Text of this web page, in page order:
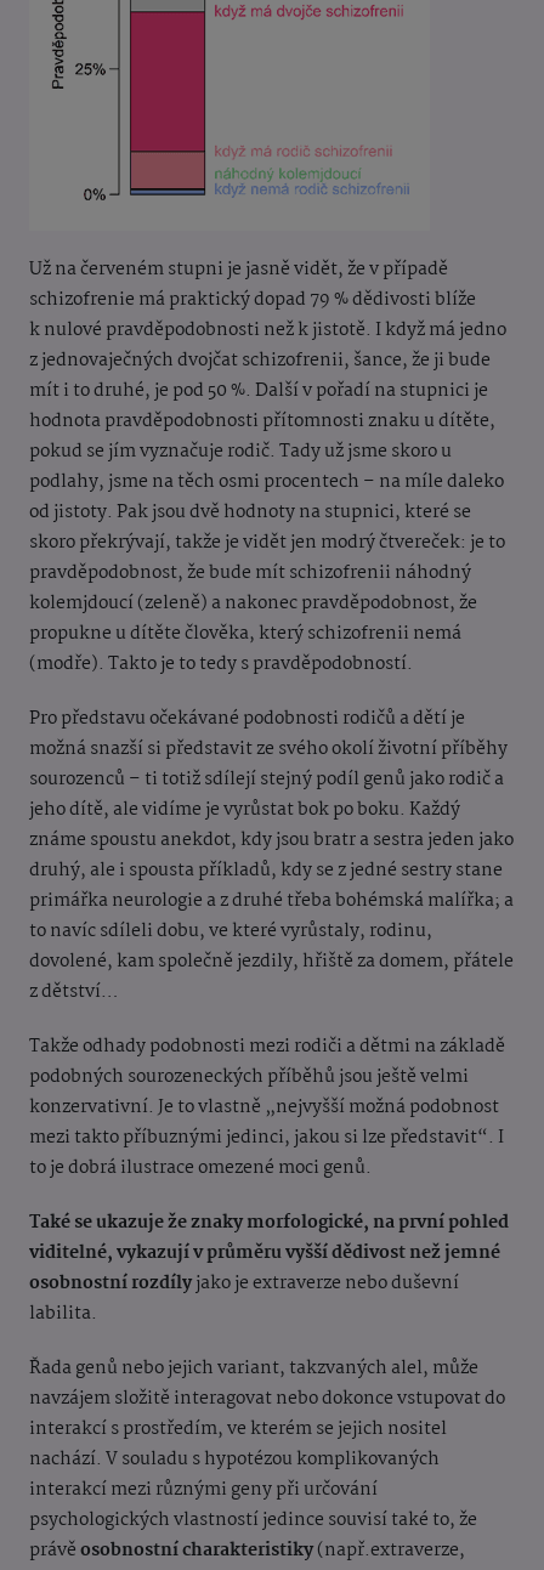
Už na červeném stupni je jasně vidět, že v případě
schizofrenie má praktický dopad 79 % dědivosti blíže
k nulové pravděpodobnosti než k jistotě. I když má jedno
z jednovaječných dvojčat schizofrenii, šance, že ji bude
mít i to druhé, je pod 50 %. Další v pořadí na stupnici je
hodnota pravděpodobnosti přítomnosti znaku u dítěte,
pokud se jím vyznačuje rodič. Tady už jsme skoro u
podlahy, jsme na těch osmi procentech – na míle daleko
od jistoty. Pak jsou dvě hodnoty na stupnici, které se
skoro překrývají, takže je vidět jen modrý čtvereček: je to
pravděpodobnost, že bude mít schizofrenii náhodný
kolemjdoucí (zeleně) a nakonec pravděpodobnost, že
propukne u dítěte člověka, který schizofrenii nemá
(modře). Takto je to tedy s pravděpodobností.
Pro představu očekávané podobnosti rodičů a dětí je
možná snazší si představit ze svého okolí životní příběhy
sourozenců – ti totiž sdílejí stejný podíl genů jako rodič a
jeho dítě, ale vidíme je vyrůstat bok po boku. Každý
známe spoustu anekdot, kdy jsou bratr a sestra jeden jako
druhý, ale i spousta příkladů, kdy se z jedné sestry stane
primářka neurologie a z druhé třeba bohémská malířka; a
to navíc sdíleli dobu, ve které vyrůstaly, rodinu,
dovolené, kam společně jezdily, hřiště za domem, přátele
z dětství…
Takže odhady podobnosti mezi rodiči a dětmi na základě
podobných sourozeneckých příběhů jsou ještě velmi
konzervativní. Je to vlastně „nejvyšší možná podobnost
mezi takto příbuznými jedinci, jakou si lze představit“. I
to je dobrá ilustrace omezené moci genů.
Také se ukazuje že znaky morfologické, na první pohled
viditelné, vykazují v průměru vyšší dědivost než jemné
osobnostní rozdílyjako je extraverze nebo duševní
labilita.
Řada genů nebo jejich variant, takzvaných alel, může
navzájem složitě interagovat nebo dokonce vstupovat do
interakcí s prostředím, ve kterém se jejich nositel
nachází. V souladu s hypotézou komplikovaných
interakcí mezi různými geny při určování
psychologických vlastností jedince souvisí také to, že
právěosobnostní charakteristiky(např.extraverze,